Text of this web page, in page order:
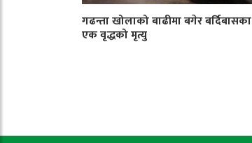
गढन्ता खोलाको बाढीमा बगेर बर्दिबासका
एक वृद्धको मृत्यु